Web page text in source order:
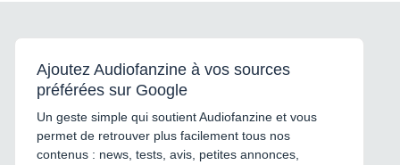
Ajoutez Audiofanzine à vos sources
préférées sur Google
Un geste simple qui soutient Audiofanzine et vous
permet de retrouver plus facilement tous nos
contenus : news, tests, avis, petites annonces,